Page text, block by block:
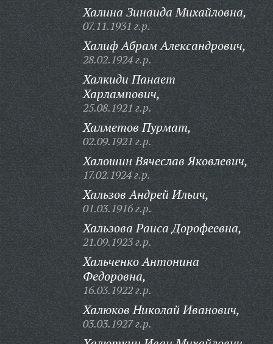
Халина Зинаида Михайловна,
07.11.1931 г.р.
Халиф Абрам Александрович,
28.02.1924 г.р.
Халкиди Панает
Харлампович,
25.08.1921 г.р.
Халметов Пурмат,
02.09.1921 г.р.
Халошин Вячеслав Яковлевич,
17.02.1924 г.р.
Хальзов Андрей Ильич,
01.03.1916 г.р.
Хальзова Раиса Дорофеевна,
21.09.1923 г.р.
Хальченко Антонина
Федоровна,
16.03.1922 г.р.
Халюков Николай Иванович,
03.03.1927 г.р.